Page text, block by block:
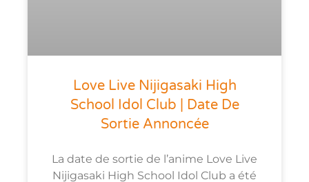
Love Live Nijigasaki High
School Idol Club | Date De
Sortie Annoncée
La date de sortie de l’anime Love Live
Nijigasaki High School Idol Club a été